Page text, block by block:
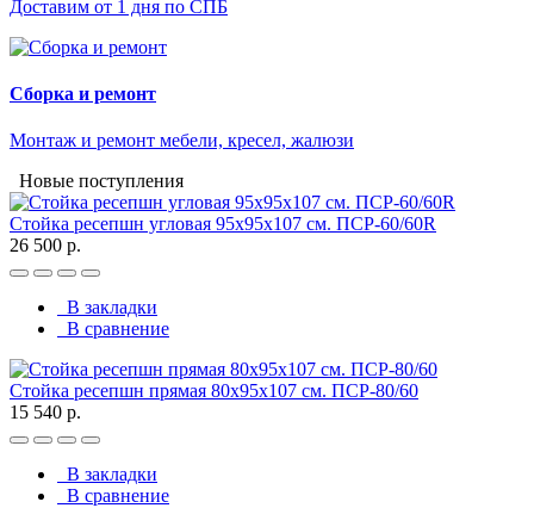
Доставим от 1 дня по СПБ
Сборка и ремонт
Монтаж и ремонт мебели, кресел, жалюзи
Новые поступления
Стойка ресепшн угловая 95х95х107 см. ПСР-60/60R
26 500 р.
В закладки
В сравнение
Стойка ресепшн прямая 80х95х107 см. ПСР-80/60
15 540 р.
В закладки
В сравнение